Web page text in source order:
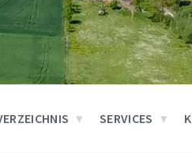
SERVICES